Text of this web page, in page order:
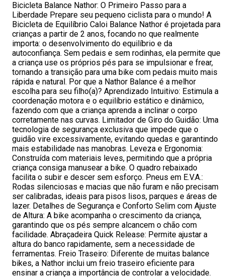
Bicicleta Balance Nathor: O Primeiro Passo para a
Liberdade Prepare seu pequeno ciclista para o mundo! A
Bicicleta de Equilíbrio Caloi Balance Nathor é projetada para
crianças a partir de 2 anos, focando no que realmente
importa: o desenvolvimento do equilíbrio e da
autoconfiança. Sem pedais e sem rodinhas, ela permite que
a criança use os próprios pés para se impulsionar e frear,
tornando a transição para uma bike com pedais muito mais
rápida e natural. Por que a Nathor Balance é a melhor
escolha para seu filho(a)? Aprendizado Intuitivo: Estimula a
coordenação motora e o equilíbrio estático e dinâmico,
fazendo com que a criança aprenda a inclinar o corpo
corretamente nas curvas. Limitador de Giro do Guidão: Uma
tecnologia de segurança exclusiva que impede que o
guidão vire excessivamente, evitando quedas e garantindo
mais estabilidade nas manobras. Leveza e Ergonomia:
Construída com materiais leves, permitindo que a própria
criança consiga manusear a bike. O quadro rebaixado
facilita o subir e descer sem esforço. Pneus em E.V.A.:
Rodas silenciosas e macias que não furam e não precisam
ser calibradas, ideais para pisos lisos, parques e áreas de
lazer. Detalhes de Segurança e Conforto Selim com Ajuste
de Altura: A bike acompanha o crescimento da criança,
garantindo que os pés sempre alcancem o chão com
facilidade. Abraçadeira Quick Release: Permite ajustar a
altura do banco rapidamente, sem a necessidade de
ferramentas. Freio Traseiro: Diferente de muitas balance
bikes, a Nathor inclui um freio traseiro eficiente para
ensinar a criança a importância de controlar a velocidade.